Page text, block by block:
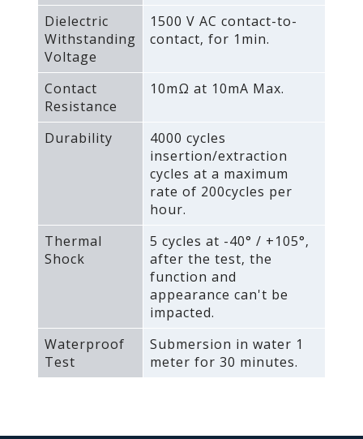
Dielectric
Withstanding
Voltage
1500 V AC contact-to-
contact‚ for 1min.
Contact
Resistance
10mΩ at 10mA Max.
Durability
4000 cycles
insertion/extraction
cycles at a maximum
rate of 200cycles per
hour.
Thermal
Shock
5 cycles at -40° / +105°‚
after the test‚ the
function and
appearance can't be
impacted.
Waterproof
Test
Submersion in water 1
meter for 30 minutes.